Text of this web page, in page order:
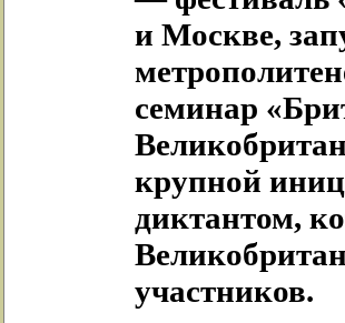
и Москве,
семинар
крупной
диктантом,
участников.